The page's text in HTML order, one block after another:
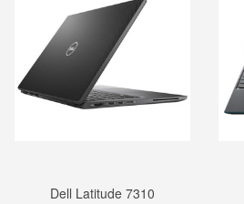
Dell Latitude 7310